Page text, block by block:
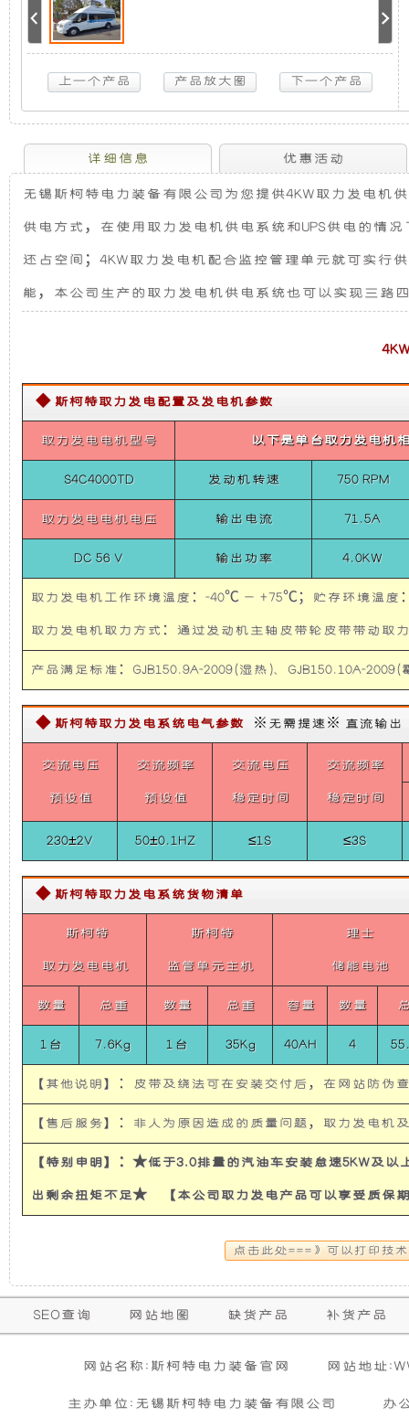
用
全
新
计，
音
更
定，
所
的
超
音
发
放
式
发
机
而
在
其
增
一
个
使
电
机
音
航
车)
4KW
取
力
发
电
机
统
(全
顺
新
世
代
颗
粒
物
监
测
走
航
车)
4KW
取
力
发
电
机
供
电
系
统
(全
顺
新
世
代
颗
粒
物
监
测
走
航
车)
4KW
取
力
发
电
机
供
电
系
统
(全
顺
新
世
代
颗
粒
物
监
测
走
航
车)
4KW
belt
power
system
for
FORD
navigation
vehicle
详细信息 优惠活动
无锡斯柯特电力装备有限公司为您提供4KW取力发电机
供电方式，在使用取力发电机供电系统和UPS供电的情
还占空间；4KW取力发电机配合监控管理单元就可实行
能，本公司生产的取力发电机供电系统也可以实现三路
◆ 斯柯特取力发电配置及发电机参数
取力发电电机型号 以下是单台取力发电机
S4C4000TD 发动机转速 750 RPM
取力发电电机电压 输出电流 71.5A
DC 56 V 输出功率 4.0KW
取力发电机工作环境温度：-40℃ — +75℃；贮存环境温
取力发电机取力方式：通过发动机主轴皮带轮皮带
产品满足标准：GJB150.9A-2009(湿热)、GJB150.10A-
◆ 斯柯特取力发电系统电气参数 ※无需提速※ 直流输出
交流电压
预设值
交流频率
预设值
交流电压
稳定时间
交流频率
稳定时间
230±2V 50±0.1HZ ≤1S ≤3S
◆ 斯柯特取力发电系统货物清单
斯柯特
取力发电电机
斯柯特
监管单元主机
理士
储能电池
数量 总重 数量 总重 容量 数量
1台 7.6Kg 1台 35Kg 40AH 4
【其他说明】：皮带及绕法可在安装交付后，在网站防
【售后服务】：非人为原因造成的质量问题，取力发电机
【特别申明】：★低于3.0排量的汽油车安装怠速5KW及
出剩余扭矩不足★ 【本公司取力发电产品可以享受质保
购买本公司产品达到规定金额可获增三滤
活动时间 : 从2026年01月01日 0点0分 2026年12月
零担运输（运费到付）
所需时间 : 3-4 天 [ 国内 ]
修
SEO查询 网站地图 缺货产品 补货产品
网站名称:斯柯特电力装备官网 网站地址
主办单位:无锡斯柯特电力装备有限公司 办